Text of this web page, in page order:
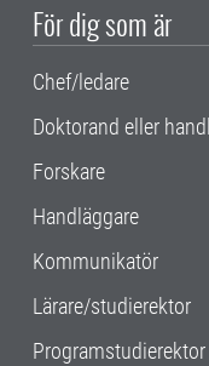
För dig som är
Chef/ledare
Doktorand eller
Forskare
Handläggare
Kommunikatör
Lärare/studierektor
Programstudierektor